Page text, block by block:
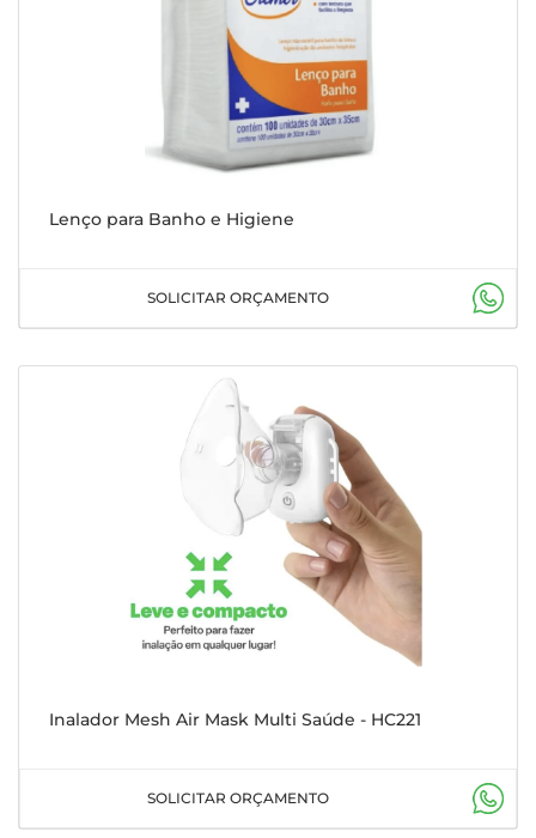
Lenço para Banho e Higiene
SOLICITAR ORÇAMENTO
Inalador Mesh Air Mask Multi Saúde - HC221
SOLICITAR ORÇAMENTO